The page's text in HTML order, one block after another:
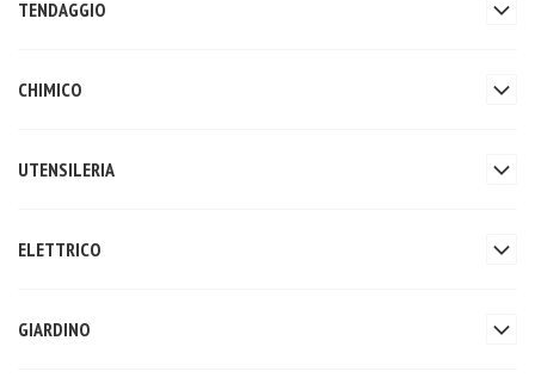
TENDAGGIO
CHIMICO
UTENSILERIA
ELETTRICO
GIARDINO